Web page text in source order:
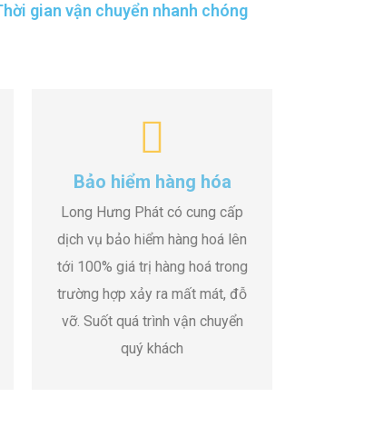
gian vận chuyển nhanh chóng
Bảo hiểm hàng hóa
Long Hưng Phát có cung cấp
dịch vụ bảo hiểm hàng hoá lên
tới 100% giá trị hàng hoá trong
trường hợp xảy ra mất mát, đỗ
vỡ. Suốt quá trình vận chuyển
quý khách